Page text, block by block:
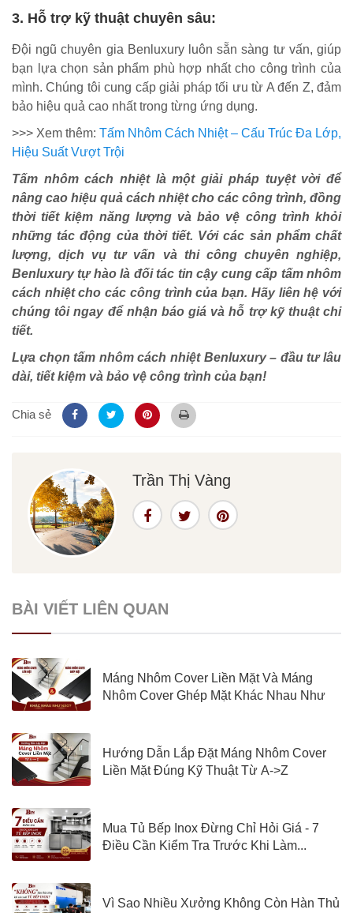
3. Hỗ trợ kỹ thuật chuyên sâu:
Đội ngũ chuyên gia Benluxury luôn sẵn sàng tư vấn, giúp
bạn lựa chọn sản phẩm phù hợp nhất cho công trình của
mình. Chúng tôi cung cấp giải pháp tối ưu từ A đến Z, đảm
bảo hiệu quả cao nhất trong từng ứng dụng.
>>> Xem thêm: Tấm Nhôm Cách Nhiệt – Cấu Trúc Đa Lớp,
Hiệu Suất Vượt Trội
Tấm nhôm cách nhiệt là một giải pháp tuyệt vời để
nâng cao hiệu quả cách nhiệt cho các công trình, đồng
thời tiết kiệm năng lượng và bảo vệ công trình khỏi
những tác động của thời tiết. Với các sản phẩm chất
lượng, dịch vụ tư vấn và thi công chuyên nghiệp,
Benluxury tự hào là đối tác tin cậy cung cấp tấm nhôm
cách nhiệt cho các công trình của bạn. Hãy liên hệ với
chúng tôi ngay để nhận báo giá và hỗ trợ kỹ thuật chi
tiết.
Lựa chọn tấm nhôm cách nhiệt Benluxury – đầu tư lâu
dài, tiết kiệm và bảo vệ công trình của bạn!
Chia sẻ
Trần Thị Vàng
BÀI VIẾT LIÊN QUAN
Máng Nhôm Cover Liền Mặt Và Máng
Nhôm Cover Ghép Mặt Khác Nhau Như
Hướng Dẫn Lắp Đặt Máng Nhôm Cover
Liền Mặt Đúng Kỹ Thuật Từ A->Z
Mua Tủ Bếp Inox Đừng Chỉ Hỏi Giá - 7
Điều Cần Kiểm Tra Trước Khi Làm...
Vì Sao Nhiều Xưởng Không Còn Hàn Thủ